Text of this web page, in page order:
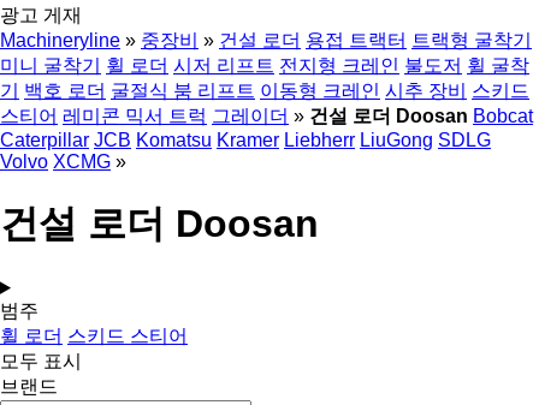
광고 게재
Machineryline » 중장비 » 건설 로더 용접 트랙터 트랙형 굴착기
미니 굴착기
휠 로더 시저 리프트 전지형 크레인 불도저 휠 굴착
기
백호 로더 굴절식 붐 리프트 이동형 크레인 시추 장비
스키드
스티어 레미콘 믹서 트럭 그레이더 » 건설 로더 Doosan Bobcat
Caterpillar JCB Komatsu Kramer Liebherr LiuGong SDLG
Volvo XCMG »
건설 로더 Doosan
범주
휠 로더 스키드 스티어
모두 표시
브랜드